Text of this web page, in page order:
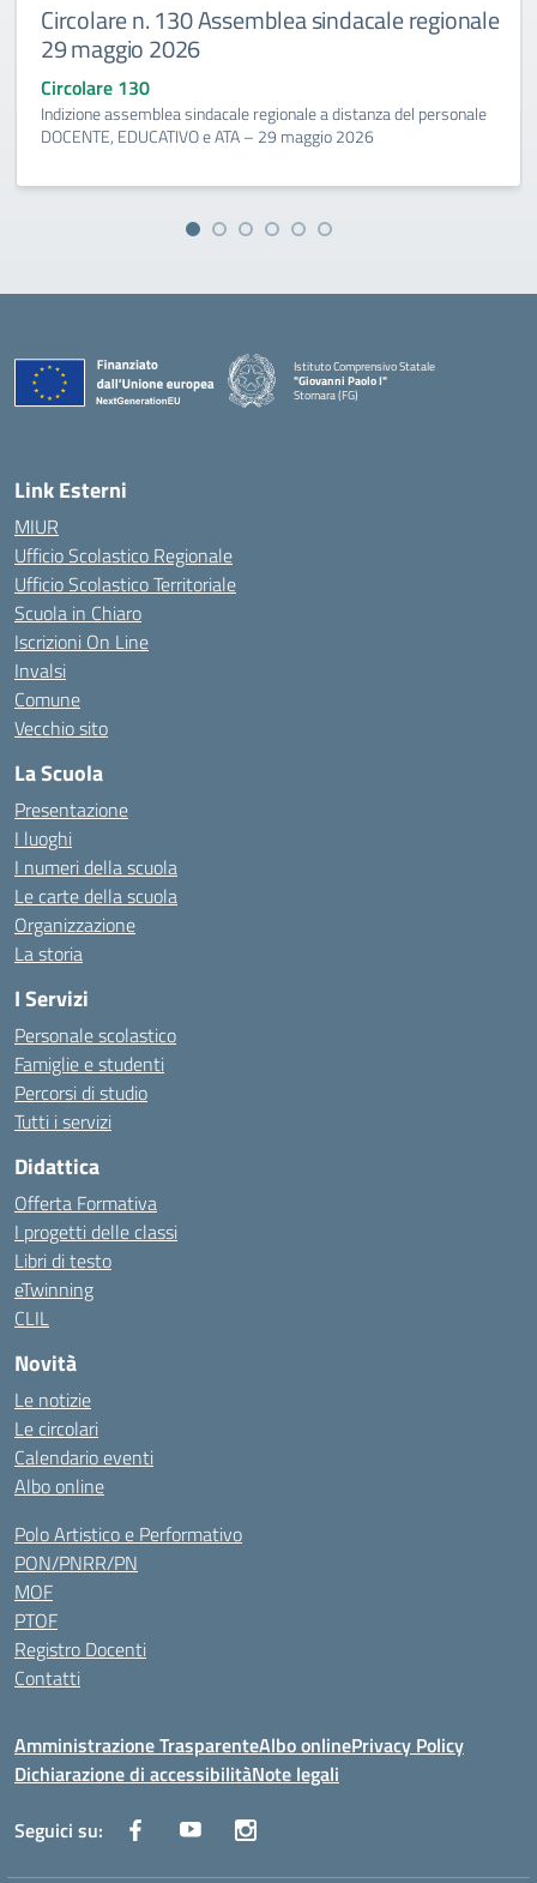
Circolare n. 130 Assemblea sindacale regionale
29 maggio 2026
Circolare 130
Indizione assemblea sindacale regionale a distanza del personale
DOCENTE, EDUCATIVO e ATA – 29 maggio 2026
Istituto Comprensivo Statale
"Giovanni Paolo I"
Stornara (FG)
Link Esterni
MIUR
Ufficio Scolastico Regionale
Ufficio Scolastico Territoriale
Scuola in Chiaro
Iscrizioni On Line
Invalsi
Comune
Vecchio sito
La Scuola
Presentazione
I luoghi
I numeri della scuola
Le carte della scuola
Organizzazione
La storia
I Servizi
Personale scolastico
Famiglie e studenti
Percorsi di studio
Tutti i servizi
Didattica
Offerta Formativa
I progetti delle classi
Libri di testo
eTwinning
CLIL
Novità
Le notizie
Le circolari
Calendario eventi
Albo online
Polo Artistico e Performativo
PON/PNRR/PN
MOF
PTOF
Registro Docenti
Contatti
Amministrazione TrasparenteAlbo onlinePrivacy Policy
Dichiarazione di accessibilitàNote legali
Seguici su: